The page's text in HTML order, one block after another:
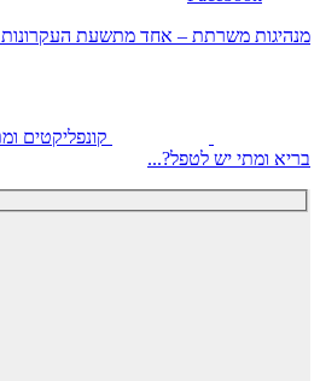
מנהיגות משרתת – אחד מתשעת
קונפליקטים
בריא ומתי יש לטפל?...